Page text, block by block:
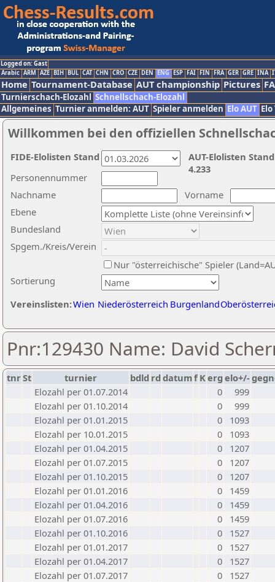
Logged on: Gast
Arabic ARM AZE BIH BUL CAT CHN CRO CZE DEN ENG ESP FAI FIN FRA GER GRE INA
Home Tournament-Database AUT championship Pictures
Turnierschach-Elozahl Schnellschach-Elozahl
Allgemeines Turnier anmelden: AUT Spieler anmelden Elo AUT
Willkommen bei den offiziellen
Nachname
Vorname
Ebene
Sortierung
Personennummer
Bundesland
Spgem./Kreis/Verein
Nur "österreichische" Spieler
Vereinslisten:Wien Niederösterreich Burgenland
AUT-Elolisten
4.233
FIDE-Elolisten Stand
Pnr:129430 Name: David
tnrSt turnier bdld rd datumf Kerg elo+/-
Elozahl per 01.07.2014
0
999
Elozahl per 01.10.2014
0
999
Elozahl per 01.01.2015
0
1093
Elozahl per 10.01.2015
0
1093
Elozahl per 01.04.2015
0
1207
Elozahl per 01.07.2015
0
1207
Elozahl per 01.10.2015
0
1207
Elozahl per 01.01.2016
0
1459
Elozahl per 01.04.2016
0
1459
Elozahl per 01.07.2016
0
1459
Elozahl per 01.10.2016
0
1527
Elozahl per 01.01.2017
0
1527
Elozahl per 01.04.2017
0
1527
Elozahl per 01.07.2017
0
1527